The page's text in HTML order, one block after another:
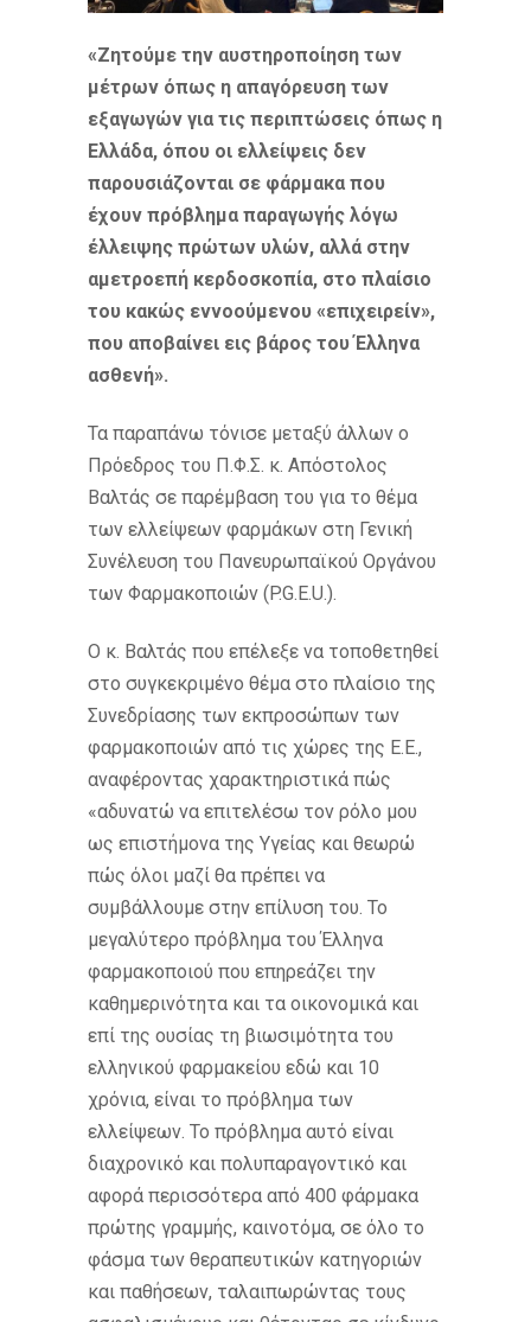
«Ζητούμε την αυστηροποίηση των
μέτρων όπως η απαγόρευση των
εξαγωγών για τις περιπτώσεις όπως η
Ελλάδα, όπου οι ελλείψεις δεν
παρουσιάζονται σε φάρμακα που
έχουν πρόβλημα παραγωγής λόγω
έλλειψης πρώτων υλών, αλλά στην
αμετροεπή κερδοσκοπία, στο πλαίσιο
του κακώς εννοούμενου «επιχειρείν»,
που αποβαίνει εις βάρος του Έλληνα
ασθενή».
Τα παραπάνω τόνισε μεταξύ άλλων ο
Πρόεδρος του Π.Φ.Σ. κ. Απόστολος
Βαλτάς σε παρέμβαση του για το θέμα
των ελλείψεων φαρμάκων στη Γενική
Συνέλευση του Πανευρωπαϊκού Οργάνου
των Φαρμακοποιών (P.G.E.U.).
O κ. Βαλτάς που επέλεξε να τοποθετηθεί
στο συγκεκριμένο θέμα στο πλαίσιο της
Συνεδρίασης των εκπροσώπων των
φαρμακοποιών από τις χώρες της Ε.Ε.,
αναφέροντας χαρακτηριστικά πώς
«αδυνατώ να επιτελέσω τον ρόλο μου
ως επιστήμονα της Υγείας και θεωρώ
πώς όλοι μαζί θα πρέπει να
συμβάλλουμε στην επίλυση του. Το
μεγαλύτερο πρόβλημα του Έλληνα
φαρμακοποιού που επηρεάζει την
καθημερινότητα και τα οικονομικά και
επί της ουσίας τη βιωσιμότητα του
ελληνικού φαρμακείου εδώ και 10
χρόνια, είναι το πρόβλημα των
ελλείψεων. Το πρόβλημα αυτό είναι
διαχρονικό και πολυπαραγοντικό και
αφορά περισσότερα από 400 φάρμακα
πρώτης γραμμής, καινοτόμα, σε όλο το
φάσμα των θεραπευτικών κατηγοριών
και παθήσεων, ταλαιπωρώντας τους